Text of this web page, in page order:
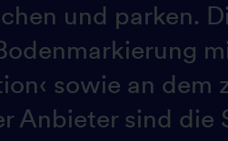
und parken.
sowie an
Anbieter sind die